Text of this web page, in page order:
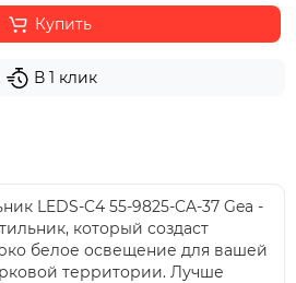
Купить
В 1 клик
LEDS-C4 55-9825-CA-37 Gea -
который создаст
белое освещение для вашей
территории. Лучше